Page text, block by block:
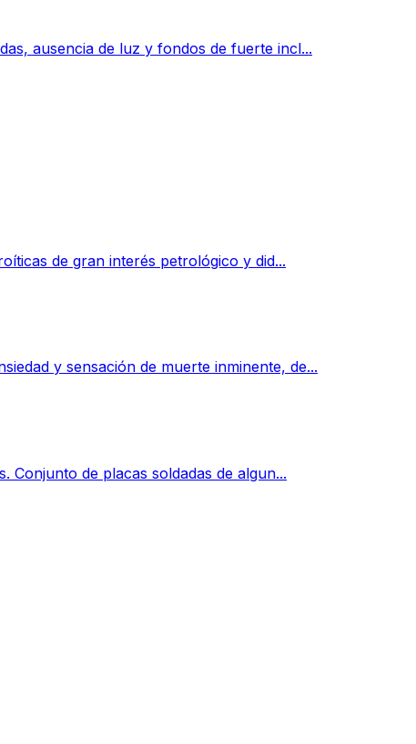
ausencia de luz y fondos de fuerte incl...
de gran interés petrológico y did...
y sensación de muerte inminente, de...
de placas soldadas de algun...